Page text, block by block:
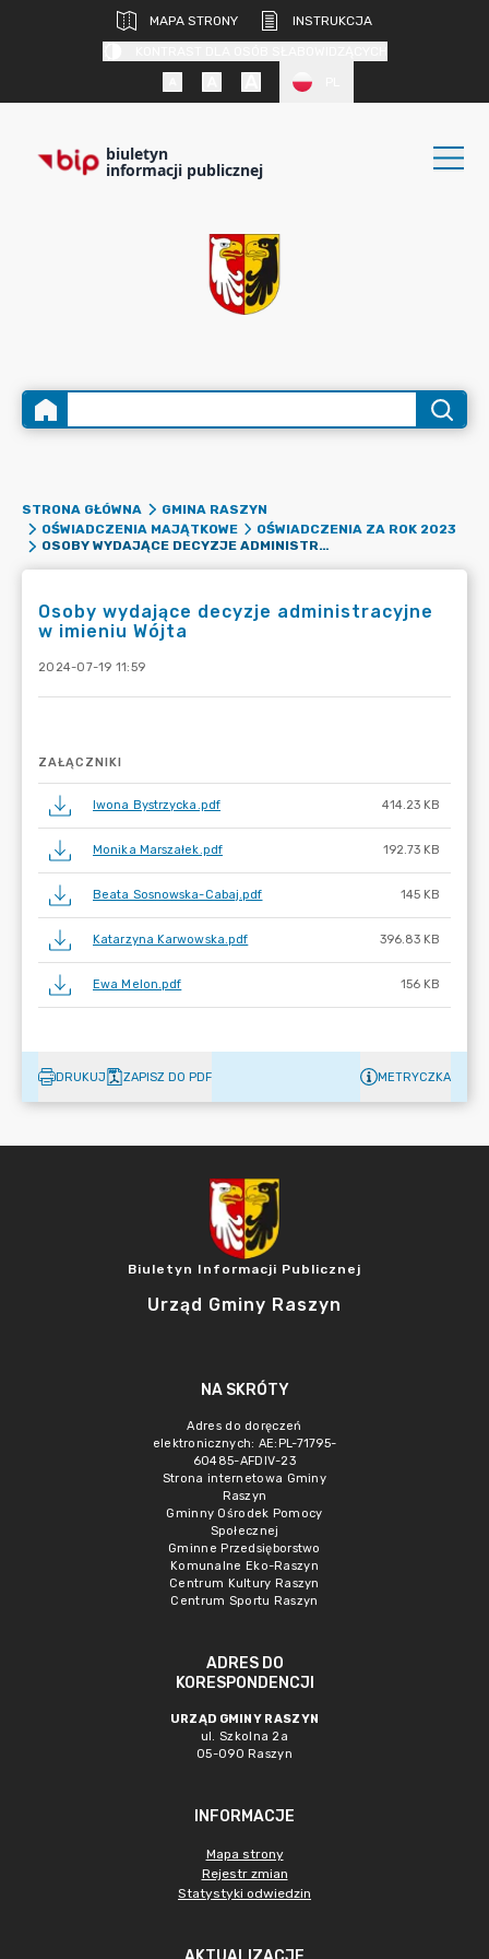
MAPA STRONY
INSTRUKCJA
biuletyn
informacji publicznej
STRONA GŁÓWNA
GMINA RASZYN
OŚWIADCZENIA MAJĄTKOWE
OŚWIADCZENIA ZA ROK 2023
OSOBY WYDAJĄCE DECYZJE ADMINISTRACYJNE W IMIENIU WÓJTA
Osoby wydające decyzje administracyjne
w imieniu Wójta
2024-07-19 11:59
ZAŁĄCZNIKI
Iwona Bystrzycka.pdf 414.23 KB
Monika Marszałek.pdf 192.73 KB
Beata Sosnowska-Cabaj.pdf 145 KB
Katarzyna Karwowska.pdf 396.83 KB
Ewa Melon.pdf 156 KB
DRUKUJ ZAPISZ DO PDF METRYCZKA
Biuletyn Informacji Publicznej
Urząd Gminy Raszyn
NA SKRÓTY
Adres do doręczeń
elektronicznych: AE:PL-71795-
60485-AFDIV-23
Strona internetowa Gminy
Raszyn
Gminny Ośrodek Pomocy
Społecznej
Gminne Przedsięborstwo
Komunalne Eko-Raszyn
Centrum Kultury Raszyn
Centrum Sportu Raszyn
ADRES DO
KORESPONDENCJI
URZĄD GMINY RASZYN
ul. Szkolna 2a
05-090 Raszyn
INFORMACJE
Mapa strony
Rejestr zmian
Statystyki odwiedzin